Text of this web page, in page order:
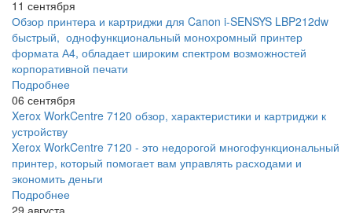
11 сентября
Обзор принтера и картриджи для Canon i-SENSYS LBP212dw
быстрый, однофункциональный монохромный принтер
формата А4, обладает широким спектром возможностей
корпоративной печати
Подробнее
06 сентября
Xerox WorkCentre 7120 обзор, характеристики и картриджи к
устройству
Xerox WorkCentre 7120 - это недорогой многофункциональный
принтер, который помогает вам управлять расходами и
экономить деньги
Подробнее